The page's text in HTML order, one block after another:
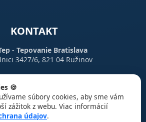
KONTAKT
- Tepovanie Bratislava
3427/6, 821 04 Ružinov
📧info@profitep.sk
🍪
súbory cookies, aby sme vám
zážitok z webu. Viac informácií
údajov.